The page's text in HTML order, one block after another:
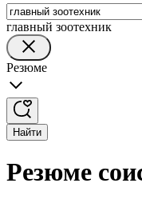
главный зоотехник
Резюме
Найти
Резюме